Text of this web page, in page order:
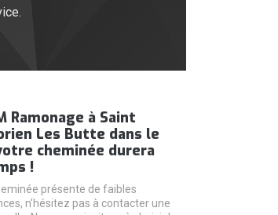
Ramonage à Saint
Les Butte dans le
cheminée durera
!
présente de faibles
n’hésitez pas à contacter une